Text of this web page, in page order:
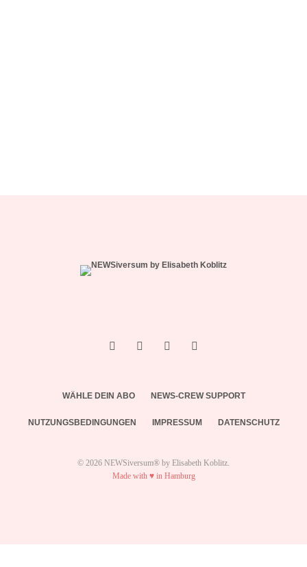
WÄHLE DEIN ABO NEWS-CREW SUPPORT
NUTZUNGSBEDINGUNGEN IMPRESSUM DATENSCHUTZ
© 2026 NEWSiversum® by Elisabeth Koblitz.
Made with ♥ in Hamburg